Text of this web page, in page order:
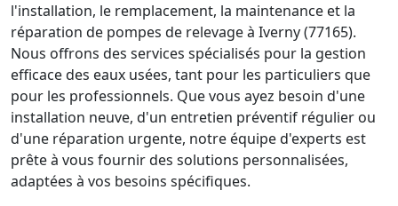
l'installation, le remplacement, la maintenance et la
réparation de pompes de relevage à Iverny (77165).
Nous offrons des services spécialisés pour la gestion
efficace des eaux usées, tant pour les particuliers que
pour les professionnels. Que vous ayez besoin d'une
installation neuve, d'un entretien préventif régulier ou
d'une réparation urgente, notre équipe d'experts est
prête à vous fournir des solutions personnalisées,
adaptées à vos besoins spécifiques.